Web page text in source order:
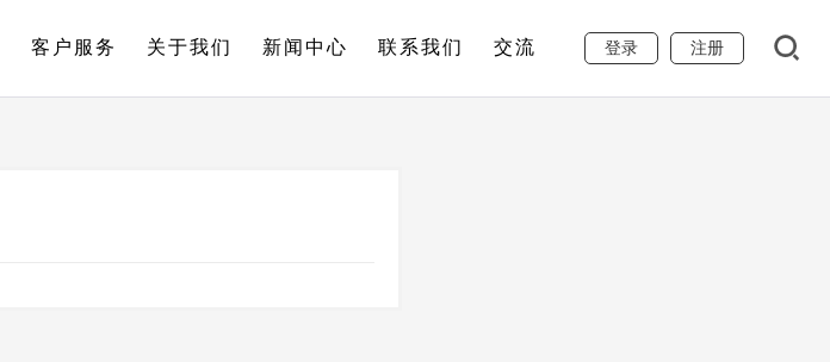
登录 注册
客户服务 关于我们 新闻中心 联系我们 交流